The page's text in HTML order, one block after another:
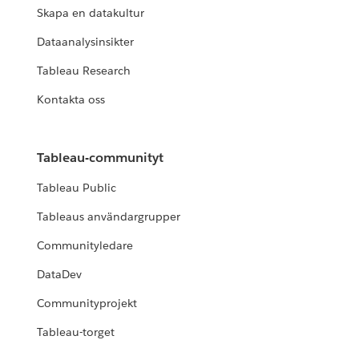
Skapa en datakultur
Dataanalysinsikter
Tableau Research
Kontakta oss
Tableau-communityt
Tableau Public
Tableaus användargrupper
Communityledare
DataDev
Communityprojekt
Tableau-torget